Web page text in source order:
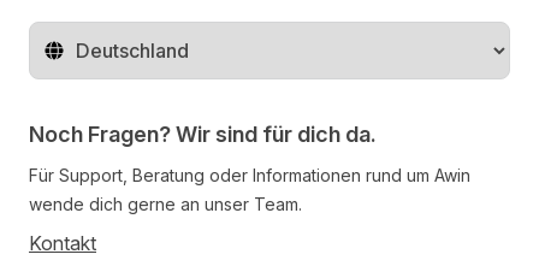
Region ändern
Noch Fragen? Wir sind für dich da.
Für Support, Beratung oder Informationen rund um Awin
wende dich gerne an unser Team.
Kontakt